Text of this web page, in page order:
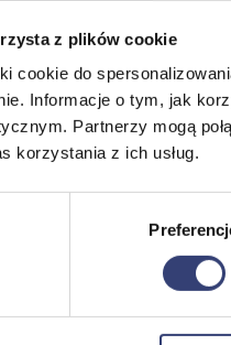
z plików cookie
cookie do
Informacje o tym, jak
Partnerzy mogą
korzystania z ich usług.